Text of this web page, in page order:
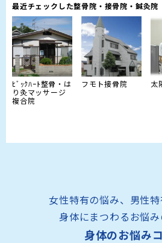
最近チェックした整骨院・接骨院・鍼灸院
ﾋﾞｯｸﾊｰﾄ整骨・は
り灸マッサージ
複合院
フモト接骨院 太
女性特有の悩み、男性
身体にまつわるお悩み
身体のお悩み